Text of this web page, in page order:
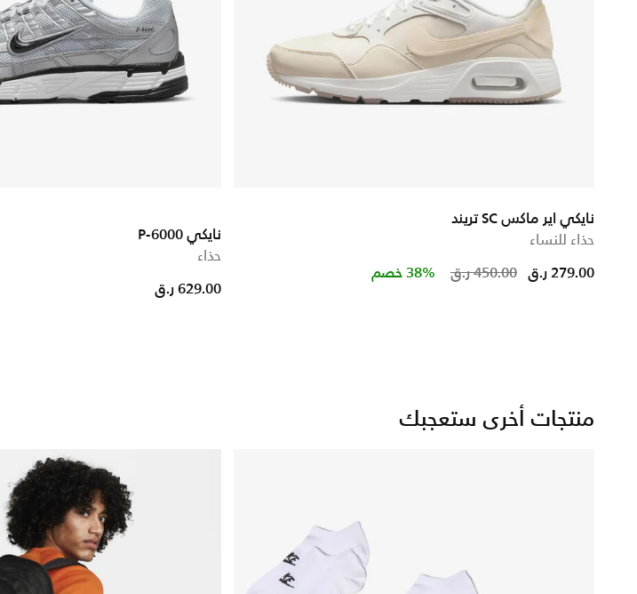
نايكي اير ماكس SC تريند
حذاء للنساء
Price reduced 450.00 ر.ق to
279.00 ر.ق 38% خصم
نايكي P-6000
حذاء
629.00 ر.ق
منتجات أخرى ستعجبك